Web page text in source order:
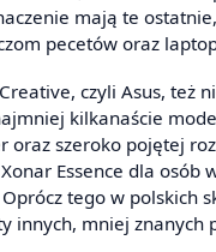
mają te
pecetów oraz
czyli Asus, też
kilkanaście
oraz szeroko pojętej
Essence dla osób
tego w polskich
innych, mniej znanych